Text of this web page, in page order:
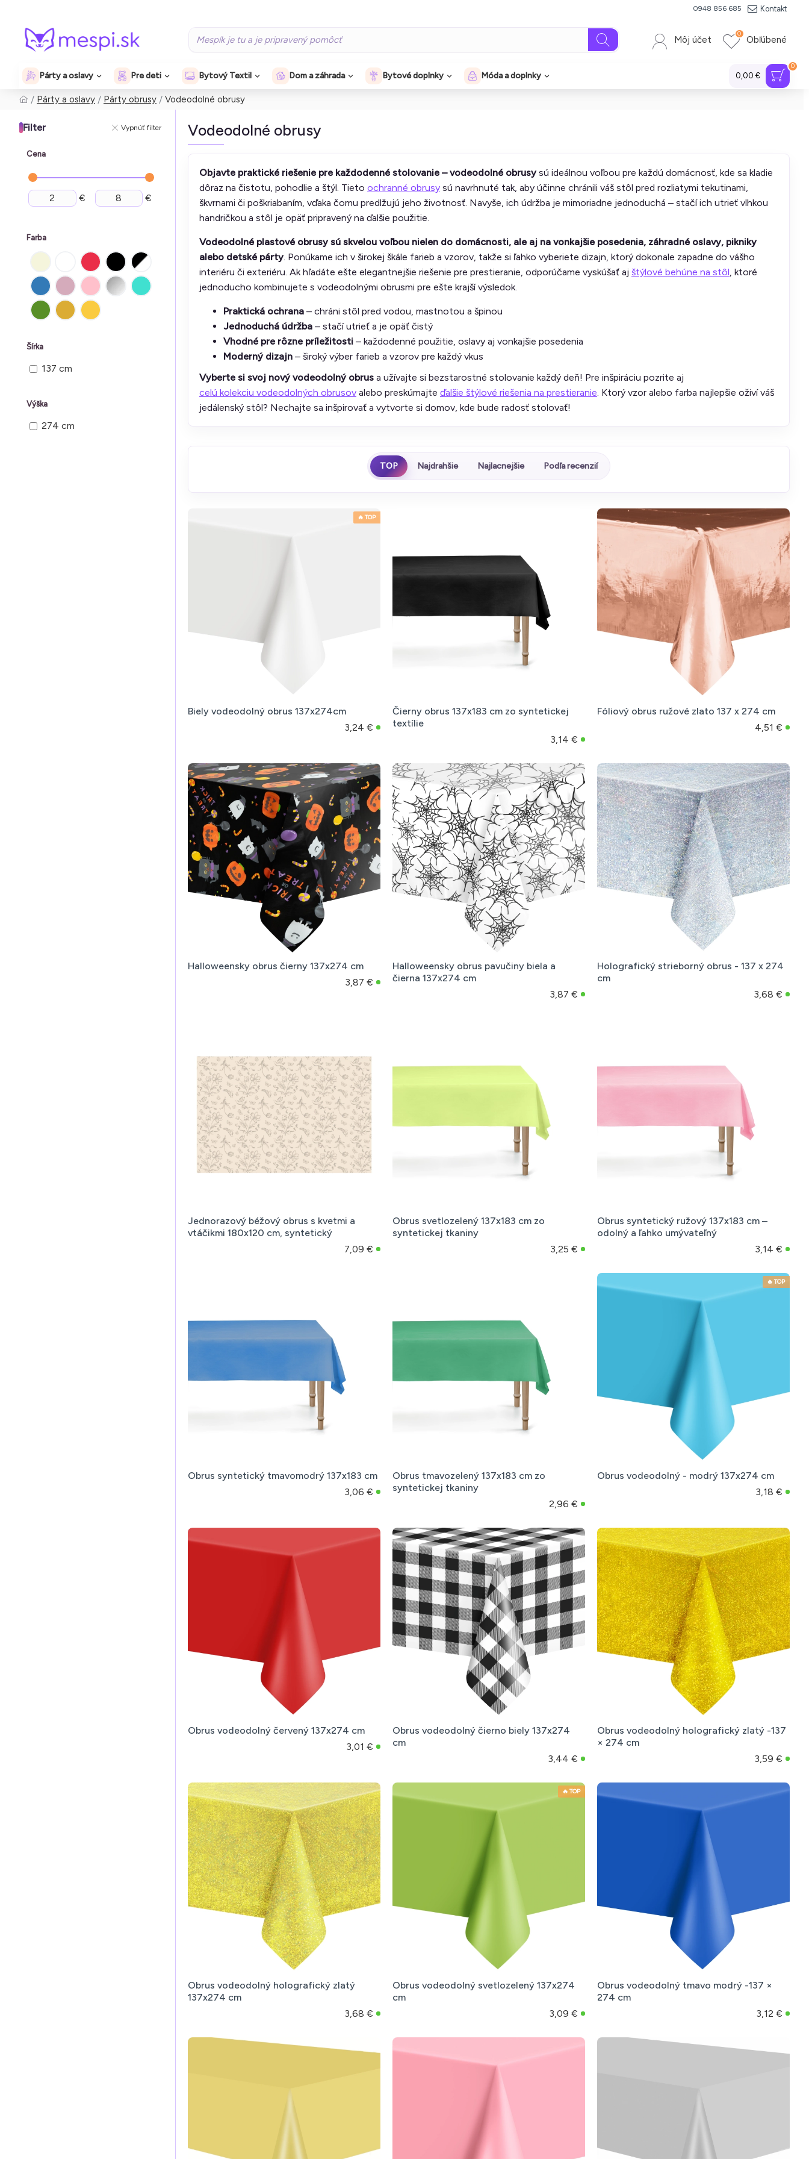
0948 856 685 Kontakt
Môj účet Obľúbené
0
Párty a oslavy Pre deti Bytový Textil Dom a záhrada Bytové doplnky Móda a doplnky 0,00 €
0
Párty a oslavy Párty obrusy Vodeodolné obrusy
Filter Vypnúť filter
Cena
€ €
Šírka
137 cm
Výška
274 cm
Farba
Vodeodolné obrusy
Objavte praktické riešenie pre každodenné stolovanie – vodeodolné obrusysú ideálnou voľbou pre každú domácnosť, kde sa kladie
dôraz na čistotu, pohodlie a štýl. Tieto ochranné obrusy sú navrhnuté tak, aby účinne chránili váš stôl pred rozliatymi tekutinami,
škvrnami či poškriabaním, vďaka čomu predlžujú jeho životnosť. Navyše, ich údržba je mimoriadne jednoduchá – stačí ich utrieť vlhkou
handričkou a stôl je opäť pripravený na ďalšie použitie.
Vodeodolné plastové obrusy sú skvelou voľbou nielen do domácnosti, ale aj na vonkajšie posedenia, záhradné oslavy, pikniky
alebo detské párty. Ponúkame ich v širokej škále farieb a vzorov, takže si ľahko vyberiete dizajn, ktorý dokonale zapadne do vášho
interiéru či exteriéru. Ak hľadáte ešte elegantnejšie riešenie pre prestieranie, odporúčame vyskúšať aj štýlové behúne na stôl, ktoré
jednoducho kombinujete s vodeodolnými obrusmi pre ešte krajší výsledok.
Praktická ochrana – chráni stôl pred vodou, mastnotou a špinou
Jednoduchá údržba – stačí utrieť a je opäť čistý
Vhodné pre rôzne príležitosti – každodenné použitie, oslavy aj vonkajšie posedenia
Moderný dizajn – široký výber farieb a vzorov pre každý vkus
Vyberte si svoj nový vodeodolný obrus a užívajte si bezstarostné stolovanie každý deň! Pre inšpiráciu pozrite aj
celú kolekciu vodeodolných obrusov alebo preskúmajte ďalšie štýlové riešenia na prestieranie. Ktorý vzor alebo farba najlepšie oživí váš
jedálenský stôl? Nechajte sa inšpirovať a vytvorte si domov, kde bude radosť stolovať!
TOP Najdrahšie Najlacnejšie Podľa recenzií
🔥 TOP
Biely vodeodolný obrus 137x274cm
3,24 €
Čierny obrus 137x183 cm zo syntetickej
textílie
3,14 €
Fóliový obrus ružové zlato 137 x 274 cm
4,51 €
Halloweensky obrus čierny 137x274 cm
3,87 €
Halloweensky obrus pavučiny biela a
čierna 137x274 cm
3,87 €
Holografický strieborný obrus - 137 x 274
cm
3,68 €
Jednorazový béžový obrus s kvetmi a
vtáčikmi 180x120 cm, syntetický
7,09 €
Obrus svetlozelený 137x183 cm zo
syntetickej tkaniny
3,25 €
Obrus syntetický ružový 137x183 cm –
odolný a ľahko umývateľný
3,14 €
Obrus syntetický tmavomodrý 137x183 cm
3,06 €
Obrus tmavozelený 137x183 cm zo
syntetickej tkaniny
2,96 €
🔥 TOP
Obrus vodeodolný - modrý 137x274 cm
3,18 €
Obrus vodeodolný červený 137x274 cm
3,01 €
Obrus vodeodolný čierno biely 137x274
cm
3,44 €
Obrus vodeodolný holografický zlatý -137
× 274 cm
3,59 €
Obrus vodeodolný holografický zlatý
137x274 cm
3,68 €
🔥 TOP
Obrus vodeodolný svetlozelený 137x274
cm
3,09 €
Obrus vodeodolný tmavo modrý -137 ×
274 cm
3,12 €